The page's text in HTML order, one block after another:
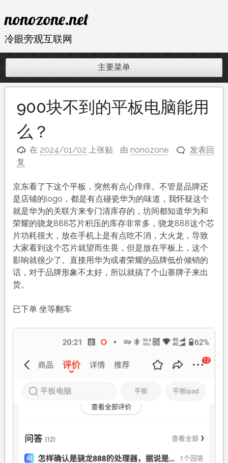
至
内
nonozone.net
冷眼旁观互联网
主要菜单
900块不到的平板电脑能用
么？
在 2024/01/02 上张贴 由 nonozone
发表回
复
京东看了下这个平板，突然有点心痒痒。不管是品牌还
是店铺的logo，都是有点碰瓷华为的味道，我怀疑这个
就是华为的关联方来专门清库存的，坊间都知道华为和
荣耀的骁龙888芯片积压的库存非常多，骁龙888这个芯
片功耗很大，放在手机上是有点吃不消，大火龙，导致
大家看到这个芯片就望而生畏，但是放在平板上，这个
影响就很少了。直接用华为或者荣耀的品牌低价倾销的
话，对于品牌形象不太好，所以就搞了个山寨牌子来出
货。
已下单 坐等翻车